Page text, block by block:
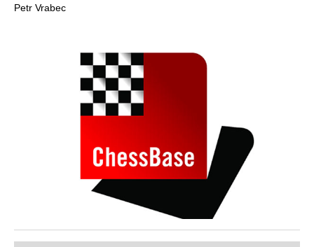
Petr Vrabec